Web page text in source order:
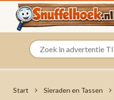
Start Sieraden en Tassen